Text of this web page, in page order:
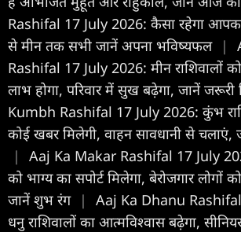
Rashifal 17 July 2026: कैसा रहेगा
से मीन तक सभी जानें अपना भविष्यफल |
Rashifal 17 July 2026: मीन राशिवालों
लाभ होगा, परिवार में सुख बढ़ेगा, जानें जरूरी
Kumbh Rashifal 17 July 2026: कुंभ
कोई खबर मिलेगी, वाहन सावधानी से चलाएं,
|
Aaj Ka Makar Rashifal 17 July
को भाग्य का सपोर्ट मिलेगा, बेरोजगार लोगों
जानें शुभ रंग |
Aaj Ka Dhanu
धनु राशिवालों का आत्मविश्वास बढ़ेगा,